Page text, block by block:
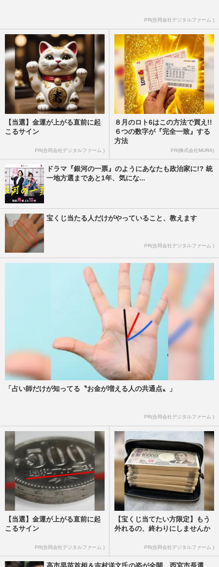
PR(合同会社デジタルファーム )
【当選】金運が上がる直前に起
こるサイン
PR(合同会社デジタルファーム )
８月のロト6はこの方法で買え!!
６つの数字が『完全一致』する
方法
PR(株式会社MURA)
ドラマ『銀河の一票』のようにあなたも政治家に!? 統
一地方選まであと1年、気にな...
宝くじ当たる人だけがやっていること、教えます
PR(合同会社デジタルファーム )
「占い師だけが知ってる〝お金が増える人の共通点〟」
PR(合同会社デジタルファーム )
【当選】金運が上がる直前に起
こるサイン
PR(合同会社デジタルファーム )
【宝くじ当てたい方限定】もう
外れるの、終わりにしませんか
PR(合同会社デジタルファーム )
高市早苗首相＆吉村洋文氏の姿が全開、西宮市長選